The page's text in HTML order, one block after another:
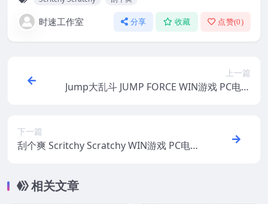
时速工作室 分享 收藏 点赞(0)
上一篇
Jump大乱斗 JUMP FORCE WIN游戏 PC电脑
下一篇
刮个爽 Scritchy Scratchy WIN游戏 PC电脑
相关文章